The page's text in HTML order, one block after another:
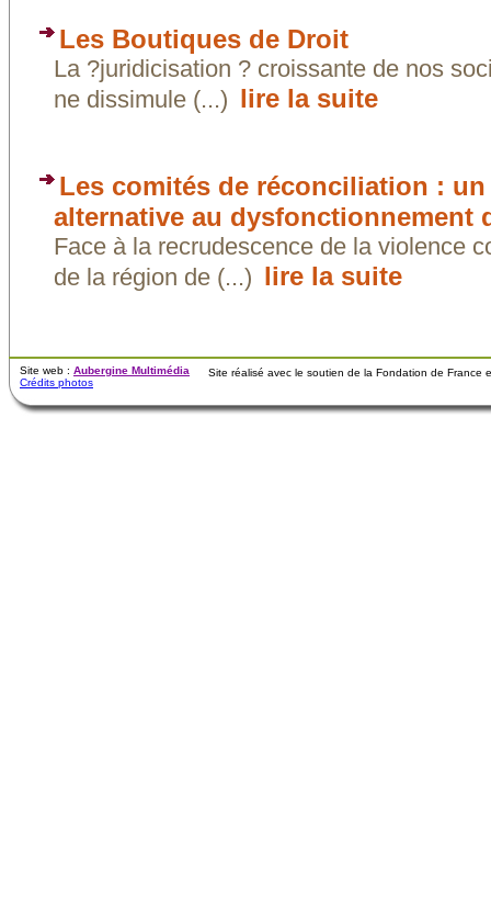
Les Boutiques de Droit
La ?juridicisation ? croissante de nos
ne dissimule (...) lire la suite
Les comités de réconciliation :
alternative au dysfonctionnement
Face à la recrudescence de la violence
de la région de (...) lire la suite
Site web : Aubergine Multimédia
Crédits photos
Site réalisé avec le soutien de la Fondation de France